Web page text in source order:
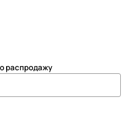
распродажу